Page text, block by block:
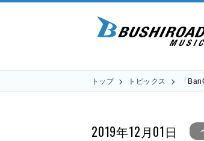
トップ トピックス 「
2019年12月01日